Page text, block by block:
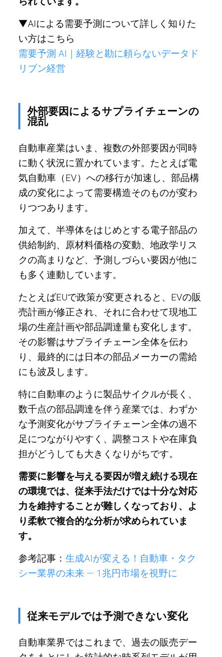
▼AIによる需要予測について詳しく知りた
い方はこちら
需要予測 AI｜経験と勘に頼らないデータド
リブン経営
外部要因によるサプライチェーンの
混乱
自動車産業はいま、複数の外部要因が同時
に動く状況に置かれています。たとえば電
気自動車（EV）への移行が加速し、部品構
成の変化によって需要構造そのものが変わ
りつつあります。
加えて、半導体をはじめとする電子部品の
供給制約、原材料価格の変動、地政学リス
クの高まりなど、予測しづらい要因が他に
も多く連動しています。
たとえばEUで政策が変更されると、EVの販
売計画が修正され、それに合わせて現地工
場の生産計画や部品調達量も変化します。
その影響はサプライチェーン全体を伝わ
り、最終的には日本の部品メーカーの需給
にも波及します。
特に自動車のように製品サイクルが長く、
数千点の部品調達を伴う産業では、わずか
な予測変化がサプライチェーン全体の過不
足につながりやすく、調整コストや在庫負
担がどうしても大きくなりがちです。
需要に影響を与える要因が増え続ける現在
の環境では、従来手法だけでは十分な対応
力を維持することが難しくなっており、よ
り柔軟で複合的な分析が求められていま
す。
参考記事： 生成AIが変える！自動車・タク
シー業界の未来 — 1兆円市場を視野に
従来モデルでは予測できない変化
自動車業界ではこれまで、過去の販売デー